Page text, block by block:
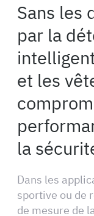
Sans les
par la
et les
la
Dans les
sportive ou de
de mesure de